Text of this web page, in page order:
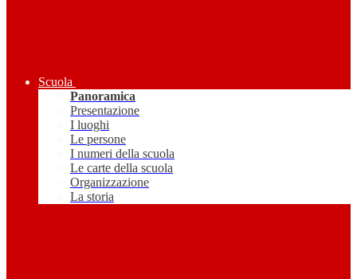
Scuola
Panoramica
Presentazione
I luoghi
Le persone
I numeri della scuola
Le carte della scuola
Organizzazione
La storia